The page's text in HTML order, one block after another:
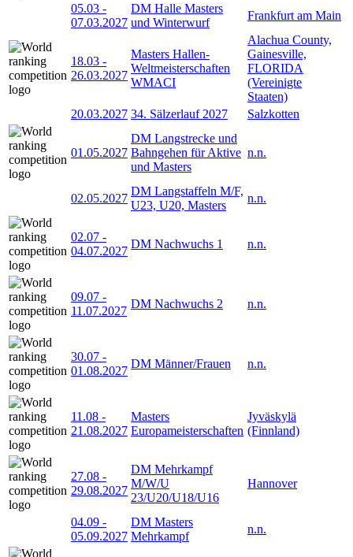
05.03 -
07.03.2027
DM Halle Masters
und Winterwurf
Frankfurt am Main
18.03 -
26.03.2027
Masters Hallen-
Weltmeisterschaften
WMACI
Alachua County,
Gainesville,
FLORIDA
(Vereinigte
Staaten)
20.03.2027 34. Sälzerlauf 2027 Salzkotten
01.05.2027
DM Langstrecke und
Bahngehen für Aktive
und Masters
n.n.
02.05.2027
DM Langstaffeln M/F,
U23, U20, Masters
n.n.
02.07 -
04.07.2027
DM Nachwuchs 1 n.n.
09.07 -
11.07.2027
DM Nachwuchs 2 n.n.
30.07 -
01.08.2027
DM Männer/Frauen n.n.
11.08 -
21.08.2027
Masters
Europameisterschaften
Jyväskylä
(Finnland)
27.08 -
29.08.2027
DM Mehrkampf
M/W/U
23/U20/U18/U16
Hannover
04.09 -
05.09.2027
DM Masters
Mehrkampf
n.n.